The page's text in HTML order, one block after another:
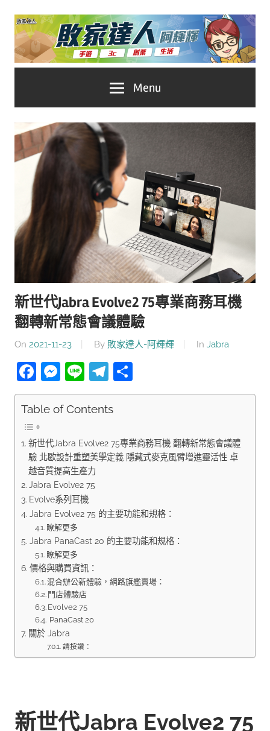
Skip
content
家
達
人
推
薦
No.1
遊
戲
科
體。
Menu
新世代Jabra Evolve2 75專業商務耳機
翻轉新常態會議體驗
On 2021-11-23 By 敗家達人-阿輝輝 In Jabra
Facebook
Messenger
LineTelegram
享
Table of Contents
新世代Jabra Evolve2 75專業商務耳機 翻轉新常態會議體
驗 北歐設計重塑美學定義 隱藏式麥克風臂增進靈活性 卓
越音質提高生產力
Jabra Evolve2 75
Evolve系列耳機
Jabra Evolve2 75 的主要功能和規格：
瞭解更多
Jabra PanaCast 20 的主要功能和規格：
瞭解更多
價格與購買資訊：
混合辦公新體驗，網路旗艦賣場：
門店體驗店
Evolve2 75
PanaCast 20
關於 Jabra
請按讚：
新世代Jabra Evolve2 75